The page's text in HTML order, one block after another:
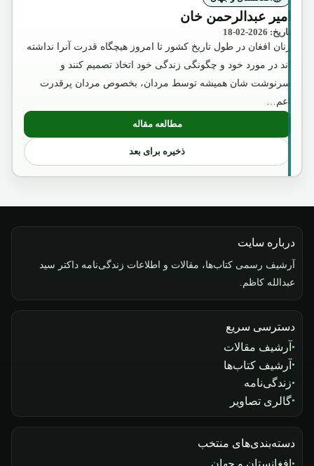
امیر عبدالرحمن خان
تاریخ: 2026-02-18
زنان افغان در طول تاریخ کشور تا امروز هیچگاه قدرت آنرا نداشته
اند در مورد خود و چگونگی زندگی خود اتخاذ تصمیم کنند و
سرنوشت شان همیشه توسط مردان، بخصوص مردان پرقدرت
اعم…
مطالعه مقاله: امیر عبدالرحمن خان
ذخیره برای بعد
درباره سایت
آرشیف رسمی کتاب‌ها، مقالات و اطلاعات زندگی‌نامه داکتر سید
عبدالله کاظم.
دسترسی سریع
آرشیف مقالات
آرشیف کتاب‌ها
زندگی‌نامه
گالری تصاویر
دسته‌بندی‌های منتخب